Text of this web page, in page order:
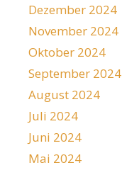
Dezember 2024
November 2024
Oktober 2024
September 2024
August 2024
Juli 2024
Juni 2024
Mai 2024